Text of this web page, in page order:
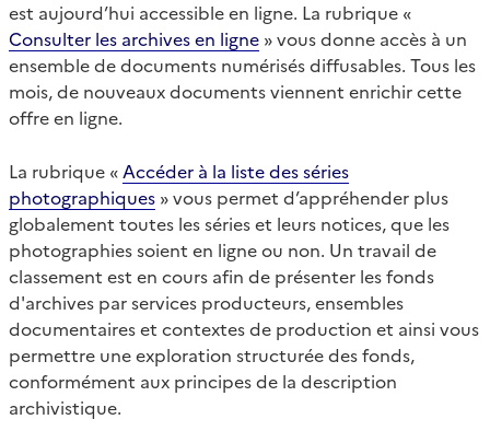
est aujourd’hui accessible en ligne. La rubrique «
Consulter les archives en ligne » vous donne accès à un
ensemble de documents numérisés diffusables. Tous les
mois, de nouveaux documents viennent enrichir cette
offre en ligne.
La rubrique « Accéder à la liste des séries
photographiques » vous permet d’appréhender plus
globalement toutes les séries et leurs notices, que les
photographies soient en ligne ou non. Un travail de
classement est en cours afin de présenter les fonds
d'archives par services producteurs, ensembles
documentaires et contextes de production et ainsi vous
permettre une exploration structurée des fonds,
conformément aux principes de la description
archivistique.